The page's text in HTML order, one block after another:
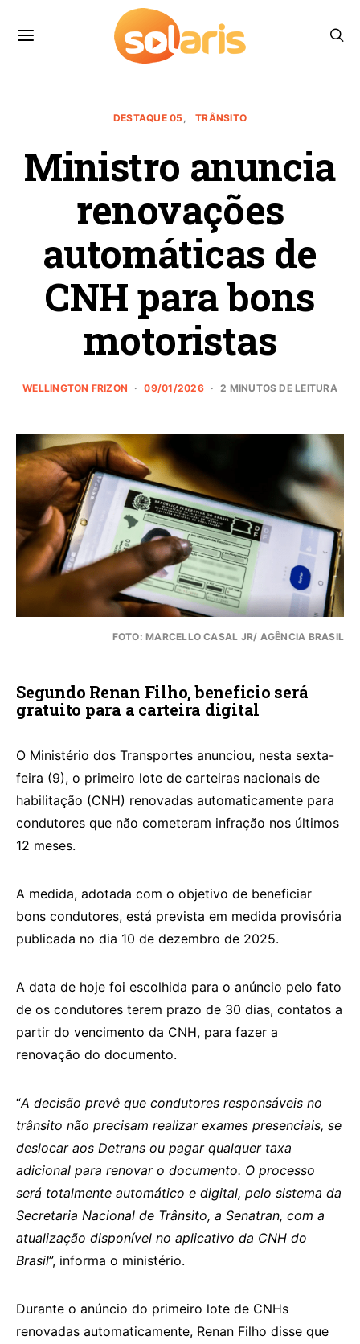
DESTAQUE 05 TRÂNSITO
Ministro anuncia
renovações
automáticas de
CNH para bons
motoristas
WELLINGTON FRIZON 09/01/2026 2 MINUTOS DE LEITURA
FOTO: MARCELLO CASAL JR/ AGÊNCIA BRASIL
Segundo Renan Filho, beneficio será
gratuito para a carteira digital
O Ministério dos Transportes anunciou, nesta sexta-
feira (9), o primeiro lote de carteiras nacionais de
habilitação (CNH) renovadas automaticamente para
condutores que não cometeram infração nos últimos
12 meses.
A medida, adotada com o objetivo de beneficiar
bons condutores, está prevista em medida provisória
publicada no dia 10 de dezembro de 2025.
A data de hoje foi escolhida para o anúncio pelo fato
de os condutores terem prazo de 30 dias, contatos a
partir do vencimento da CNH, para fazer a
renovação do documento.
“A decisão prevê que condutores responsáveis no
trânsito não precisam realizar exames presenciais, se
deslocar aos Detrans ou pagar qualquer taxa
adicional para renovar o documento. O processo
será totalmente automático e digital, pelo sistema da
Secretaria Nacional de Trânsito, a Senatran, com a
atualização disponível no aplicativo da CNH do
Brasil”, informa o ministério.
Durante o anúncio do primeiro lote de CNHs
renovadas automaticamente, Renan Filho disse que